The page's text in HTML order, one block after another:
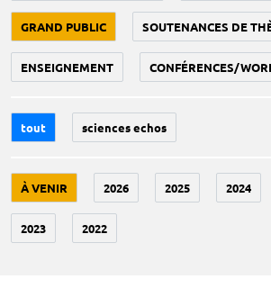
GRAND PUBLIC SOUTENANCES DE
ENSEIGNEMENT CONFÉRENCES/
tout sciences echos
À VENIR 2026 2025 2024
2023 2022